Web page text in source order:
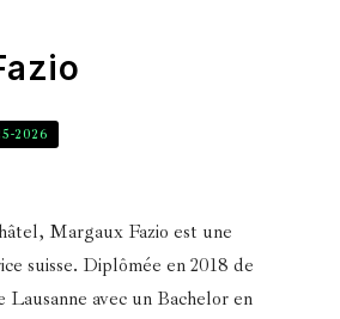
2026
Margaux Fazio est une
suisse. Diplômée en 2018 de
Lausanne avec un Bachelor en